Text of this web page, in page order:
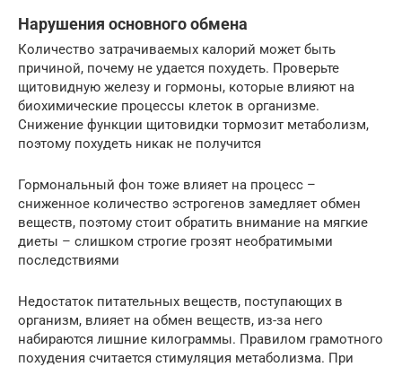
Нарушения основного обмена
Количество затрачиваемых калорий может быть
причиной, почему не удается похудеть. Проверьте
щитовидную железу и гормоны, которые влияют на
биохимические процессы клеток в организме.
Снижение функции щитовидки тормозит метаболизм,
поэтому похудеть никак не получится
Гормональный фон тоже влияет на процесс –
сниженное количество эстрогенов замедляет обмен
веществ, поэтому стоит обратить внимание на мягкие
диеты – слишком строгие грозят необратимыми
последствиями
Недостаток питательных веществ, поступающих в
организм, влияет на обмен веществ, из-за него
набираются лишние килограммы. Правилом грамотного
похудения считается стимуляция метаболизма. При